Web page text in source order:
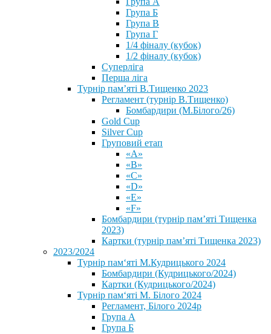
Група Б
Група В
Група Г
1/4 фіналу (кубок)
1/2 фіналу (кубок)
Суперліга
Перша ліга
Турнір пам’яті В.Тищенко 2023
Регламент (турнір В.Тищенко)
Бомбардири (М.Білого/26)
Gold Cup
Silver Cup
Груповий етап
«А»
«В»
«С»
«D»
«Е»
«F»
Бомбардири (турнір пам’яті Тищенка
2023)
Картки (турнір пам’яті Тищенка 2023)
2023/2024
⁨Турнір пам‘яті М.Кудрицького 2024
Бомбардири (Кудрицького/2024)
Картки (Кудрицького/2024)
⁨Турнір пам‘яті М. Білого 2024⁩
Регламент, Білого 2024р
Група А
Група Б